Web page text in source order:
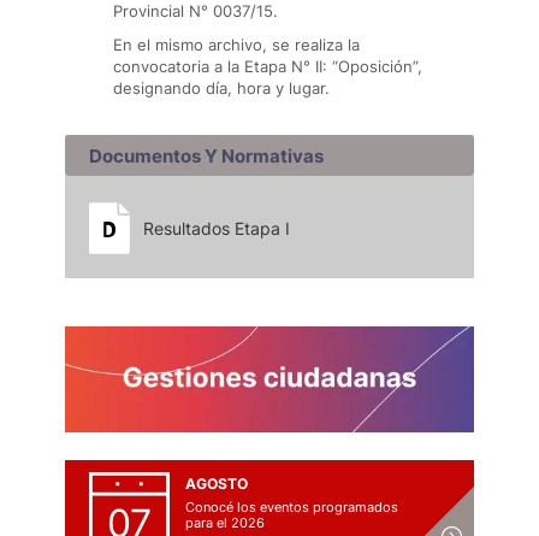
Provincial N° 0037/15.
En el mismo archivo, se realiza la
convocatoria a la Etapa N° II: “Oposición”,
designando día, hora y lugar.
Documentos Y Normativas
Resultados Etapa I
07
AGOSTO
Conocé los eventos programados
para el 2026